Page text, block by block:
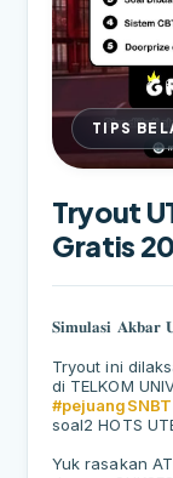
TIPS
Tryout
Gratis
𝐒𝐢𝐦𝐮𝐥𝐚𝐬𝐢 𝐀𝐤𝐛𝐚𝐫
Tryout ini
di TELKOM
#pejuangSNBT
soal2 HOTS
Yuk rasakan